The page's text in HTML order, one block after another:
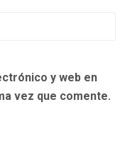
y web en
vez que comente.